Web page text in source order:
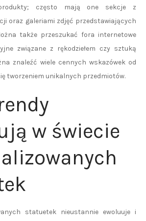
produkty; często mają one sekcje z
oraz galeriami zdjęć przedstawiających
także przeszukać fora internetowe
związane z rękodziełem czy sztuką
znaleźć wiele cennych wskazówek od
tworzeniem unikalnych przedmiotów.
w świecie
statuetek nieustannie ewoluuje i